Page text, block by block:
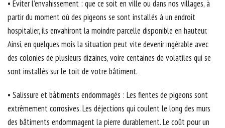
• Eviter l’envahissement : que ce soit en ville ou dans nos villages, à
partir du moment où des pigeons se sont installés à un endroit
hospitalier, ils envahiront la moindre parcelle disponible en hauteur.
Ainsi, en quelques mois la situation peut vite devenir ingérable avec
des colonies de plusieurs dizaines, voire centaines de volatiles qui se
sont installés sur le toit de votre bâtiment.
• Salissure et bâtiments endommagés : Les fientes de pigeons sont
extrêmement corrosives. Les déjections qui coulent le long des murs
des bâtiments endommagent la pierre durablement. Le coût pour un